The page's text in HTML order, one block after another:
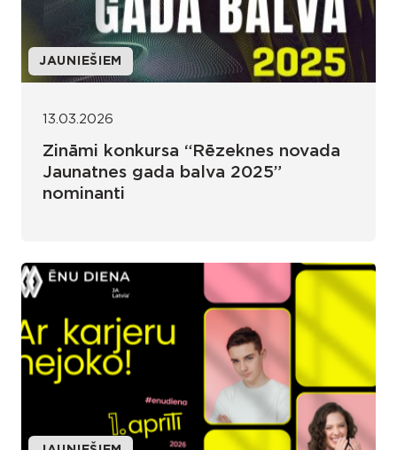
JAUNIEŠIEM
13.03.2026
Zināmi konkursa “Rēzeknes novada
Jaunatnes gada balva 2025”
nominanti